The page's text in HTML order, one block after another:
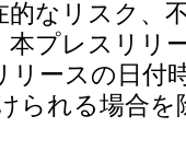
なリスク、
プレスリリ
リースの日付
られる場合を